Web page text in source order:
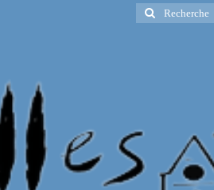
Rechercher
: